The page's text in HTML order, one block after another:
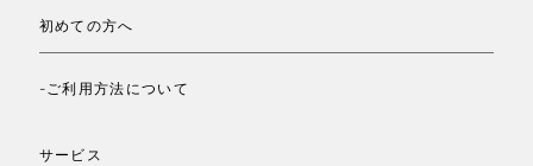
初めての方へ
-ご利用方法について
サービス